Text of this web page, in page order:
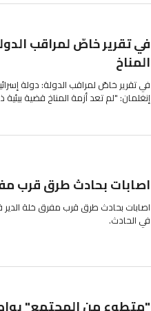
في تقرير خاصّ لمراقب
المناخ
في تقرير خاصّ لمراقب الدولة: دولة
إنغلمان: "لم تعد أزمة المناخ قضية بيئية
اصابات بحادث طرق قرب
اصابات بحادث طرق قرب مفرق خلة الدير
في الحادث.